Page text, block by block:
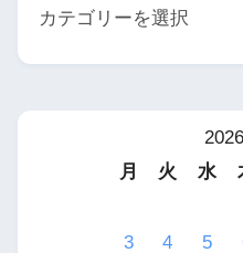
月
火 水
3
4 5